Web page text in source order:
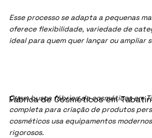
Esse processo se adapta a pequenas
oferece flexibilidade, variedade de
ideal para quem quer lançar ou ampliar
Quem busca fábrica de cosméticos em
completa para criação de produtos
cosméticos usa equipamentos
rigorosos.
Fábrica de Cosméticos em